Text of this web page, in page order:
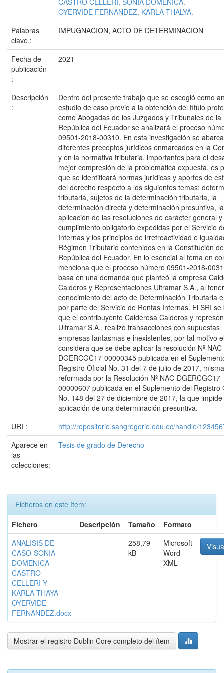
OYERVIDE FERNANDEZ, KARLA THALYA.
Palabras
clave :
IMPUGNACION, ACTO DE DETERMINACION
Fecha de
publicación
:
2021
Descripción
:
Dentro del presente trabajo que se escogió como
estudio de caso previo a la obtención del título
como Abogadas de los Juzgados y Tribunales de la
República del Ecuador se analizará el proceso
09501-2018-00310. En esta investigación se
diferentes preceptos jurídicos enmarcados en la
y en la normativa tributaria, importantes para el
mejor compresión de la problemática expuesta, es
que se identificará normas jurídicas y aportes de
del derecho respecto a los siguientes temas:
tributaria, sujetos de la determinación tributaria, la
determinación directa y determinación presuntiva, la
aplicación de las resoluciones de carácter general y
cumplimiento obligatorio expedidas por el Servicio
Internas y los principios de irretroactividad e
Régimen Tributario contenidos en la Constitución
República del Ecuador. En lo esencial al tema en
menciona que el proceso número 09501-2018-
basa en una demanda que planteó la empresa
Calderos y Representaciones Ultramar S.A., al tener
conocimiento del acto de Determinación Tributaria
por parte del Servicio de Rentas Internas. El SRI se
que el contribuyente Calderesa Calderos y
Ultramar S.A., realizó transacciones con supuestas
empresas fantasmas e inexistentes, por tal motivo
considera que se debe aplicar la resolución Nº NAC-
DGERCGC17-00000345 publicada en el
Registro Oficial No. 31 del 7 de julio de 2017,
reformada por la Resolución Nº NAC-DGERCGC17-
00000607 publicada en el Suplemento del Registro
No. 148 del 27 de diciembre de 2017, la que
aplicación de una determinación presuntiva.
URI :
http://repositorio.sangregorio.edu.ec/handle/
Aparece en
las
colecciones:
Tesis de grado de Derecho
Ficheros en este ítem:
Fichero
Descripción Tamaño
Formato
ANALISIS DE
CASO-SONIA
DOMENICA
CASTRO
CELLERI Y
KARLA THAYA
OYERVIDE
FERNANDEZ.docx
258,79
kB
Microsoft
Word
XML
Mostrar el registro Dublin Core completo del ítem